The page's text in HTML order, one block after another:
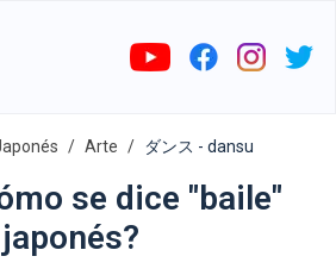
Arte ダンス - dansu
se dice "baile"